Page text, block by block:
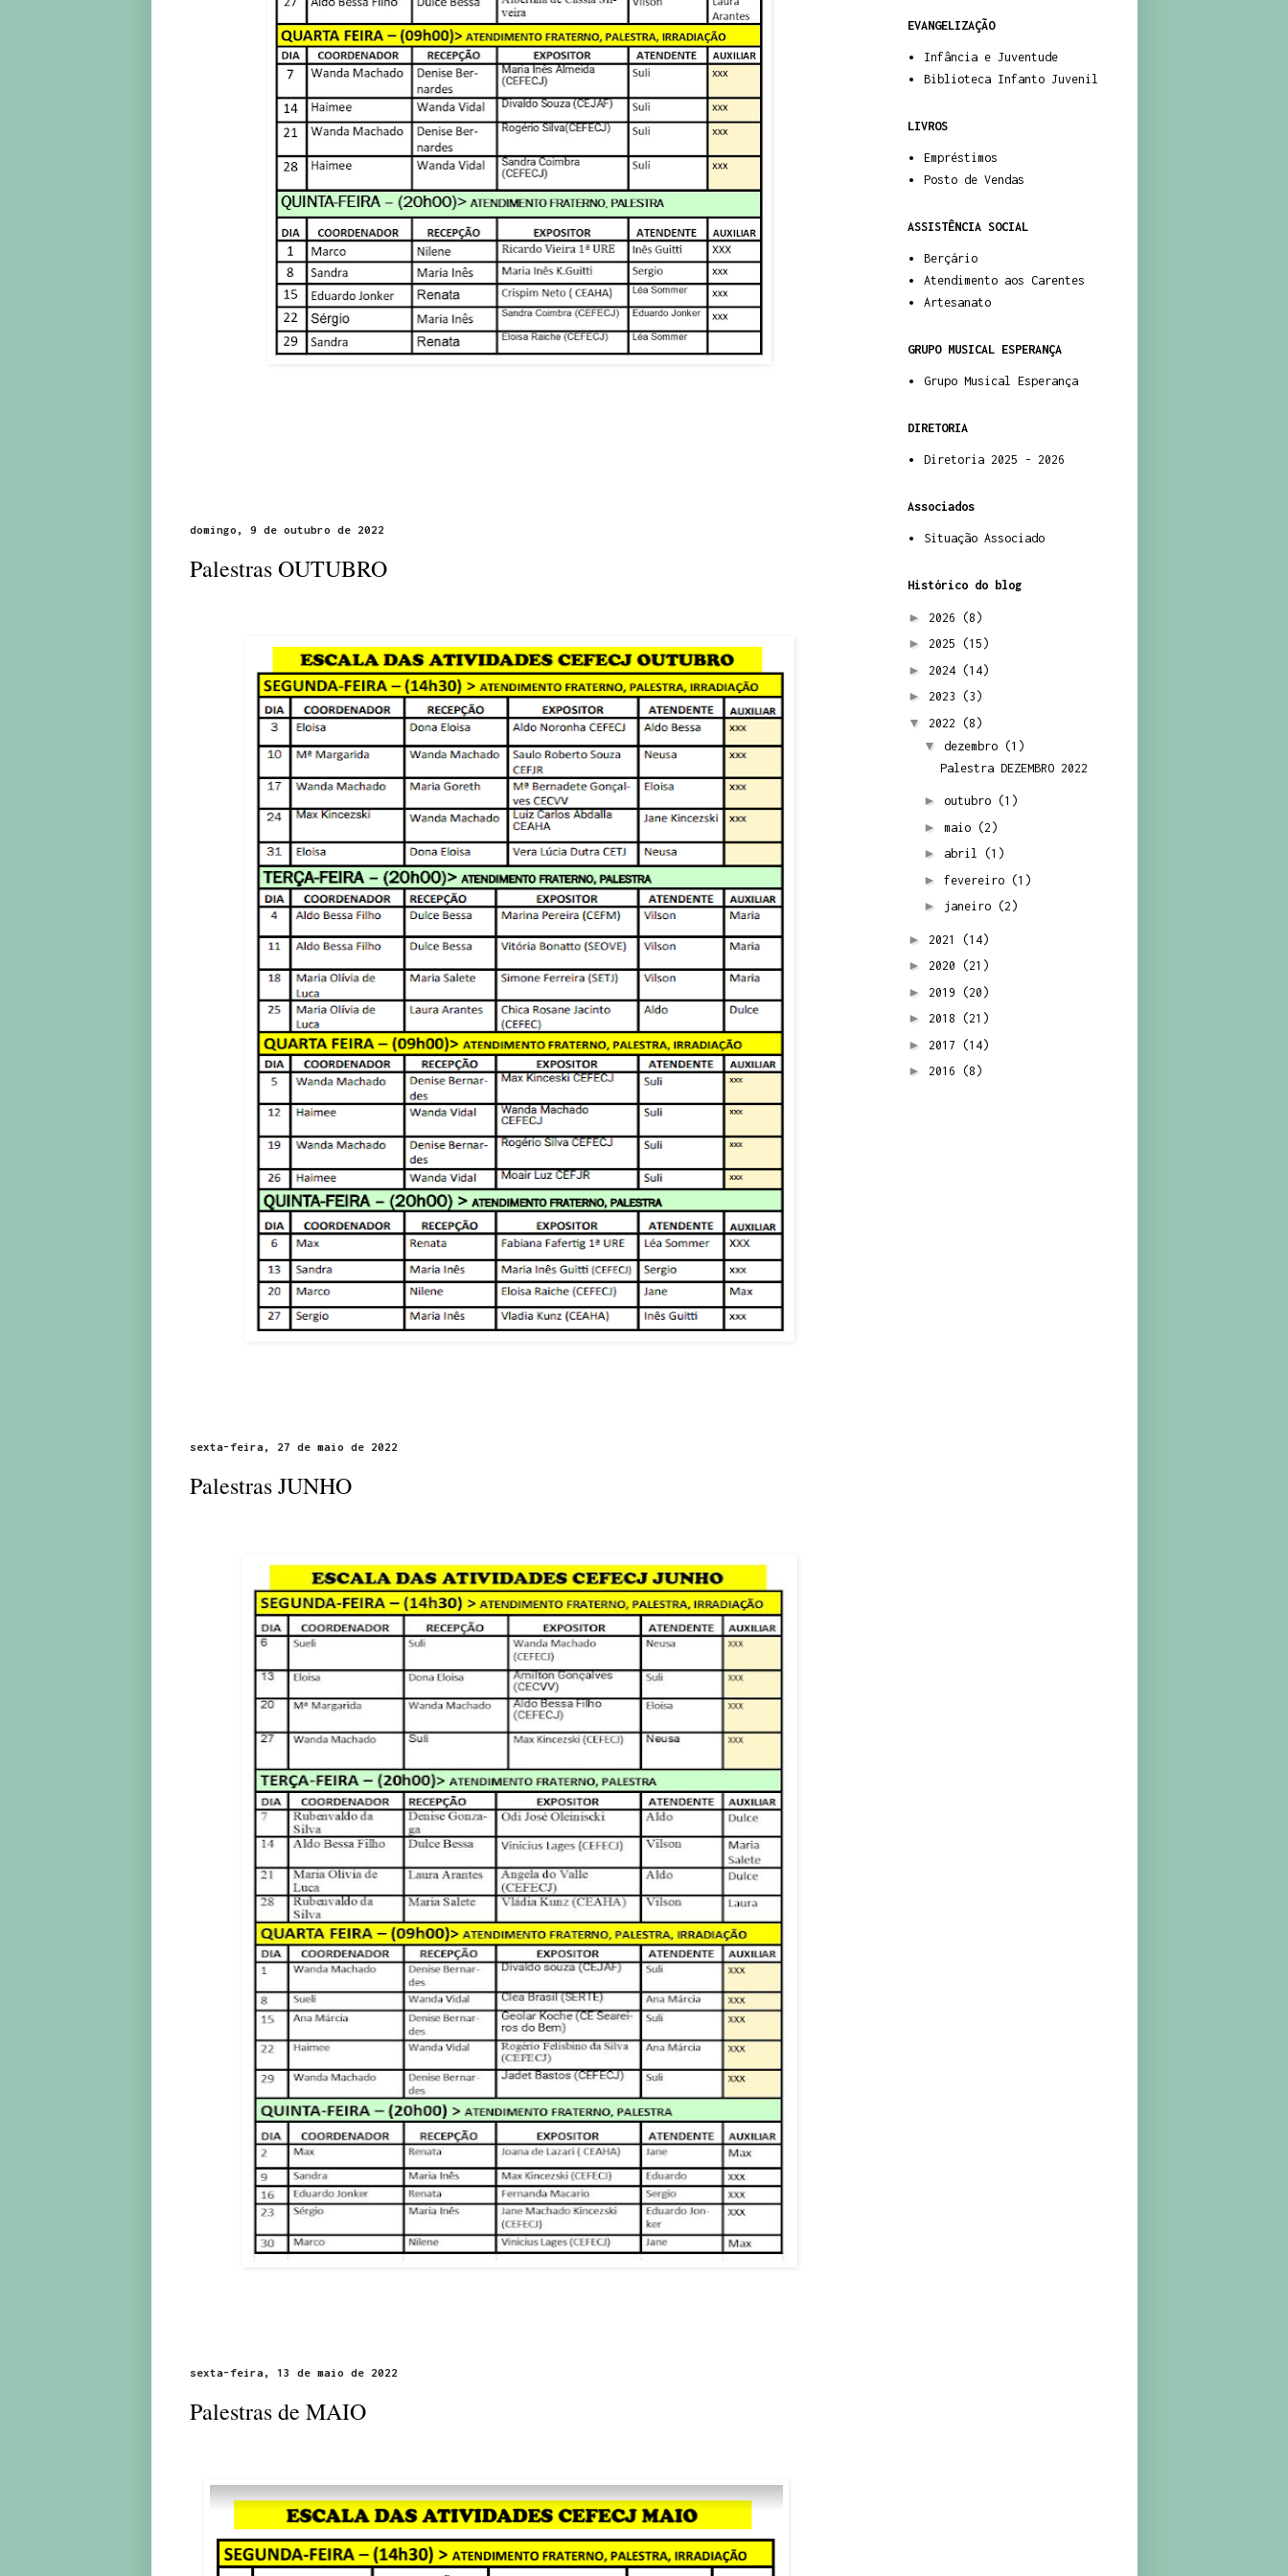
domingo, 9 de outubro de 2022
Palestras OUTUBRO
sexta-feira, 27 de maio de 2022
Palestras JUNHO
sexta-feira, 13 de maio de 2022
Palestras de MAIO
EVANGELIZAÇÃO
Infância e Juventude
Biblioteca Infanto Juvenil
LIVROS
Empréstimos
Posto de Vendas
ASSISTÊNCIA SOCIAL
Berçário
Atendimento aos Carentes
Artesanato
GRUPO MUSICAL ESPERANÇA
Grupo Musical Esperança
DIRETORIA
Diretoria 2025 - 2026
Associados
Situação Associado
Histórico do blog
► 2026 (8)
► 2025 (15)
► 2024 (14)
► 2023 (3)
▼ 2022 (8)
▼dezembro (1)
Palestra DEZEMBRO 2022
►outubro (1)
►maio (2)
► abril (1)
►fevereiro (1)
► janeiro (2)
► 2021 (14)
► 2020 (21)
► 2019 (20)
► 2018 (21)
► 2017 (14)
► 2016 (8)